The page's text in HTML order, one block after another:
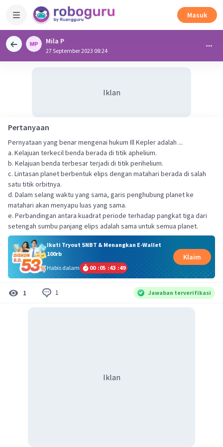
Masuk
Mila P
27 September 2023 08:24
Iklan
Pertanyaan
Pernyataan yang benar mengenai hukum Ill Kepler adalah ...
a. Kelajuan terkecil benda berada di titik aphelium.
b. Kelajuan benda terbesar terjadi di titik perihelium.
c. Lintasan planet berbentuk elips dengan matahari berada di salah
satu titik orbitnya.
d. Dalam selang waktu yang sama, garis penghubung planet ke
matahari akan menyapu luas yang sama.
e. Perbandingan antara kuadrat periode terhadap pangkat tiga dari
Ikuti Tryout SNBT & Menangkan E-Wallet
100rb
Habis dalam
00 :05 :43 :49
Klaim
1 1 Jawaban terverifikasi
Iklan